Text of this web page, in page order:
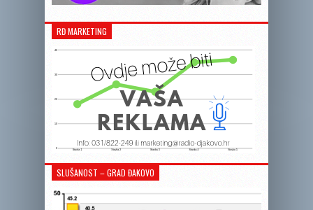
RĐ MARKETING
SLUŠANOST – GRAD ĐAKOVO